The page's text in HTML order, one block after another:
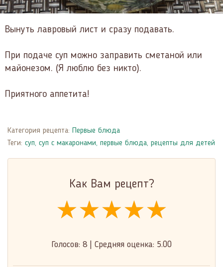
Вынуть лавровый лист и сразу подавать.
При подаче суп можно заправить сметаной или
майонезом. (Я люблю без никто).
Приятного аппетита!
Категория рецепта: Первые блюда
Теги: суп, суп с макаронами, первые блюда, рецепты для детей
Как Вам рецепт?
★★★★★
★★★★★
★★★★★
Голосов: 8 Средняя оценка: 5.00